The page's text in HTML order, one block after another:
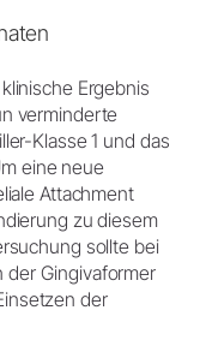
Ergebnis
verminderte
Klasse 1 und das
eine neue
Attachment
zu diesem
sollte bei
der Gingivaformer
der